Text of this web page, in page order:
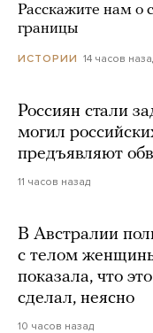
Расскажите нам о
границы
ИСТОРИИ 14 часов
Россиян стали
могил
предъявляют
11 часов назад
В Австралии
с телом
показала, что
сделал, неясно
10 часов назад